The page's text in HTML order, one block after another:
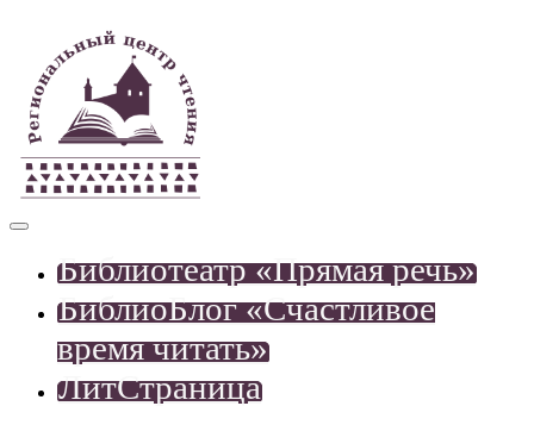
Библиотеатр «Прямая речь»
БиблиоБлог «Счастливое
время читать»
ЛитСтраница